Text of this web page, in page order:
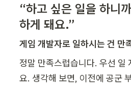
“하고 싶은 일을 하니
하게 돼요.”
게임 개발자로 일하시는 건 만
정말 만족스럽습니다. 우선 일
요. 생각해 보면, 이전에 공군